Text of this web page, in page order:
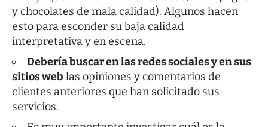
y chocolates de mala calidad). Algunos hacen
esto para esconder su baja calidad
interpretativa y en escena.
Debería buscar en las redes sociales y en sus
sitios web las opiniones y comentarios de
clientes anteriores que han solicitado sus
servicios.